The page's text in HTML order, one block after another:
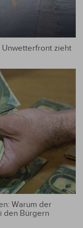
Unwetterfront zieht
Warum der
den Bürgern